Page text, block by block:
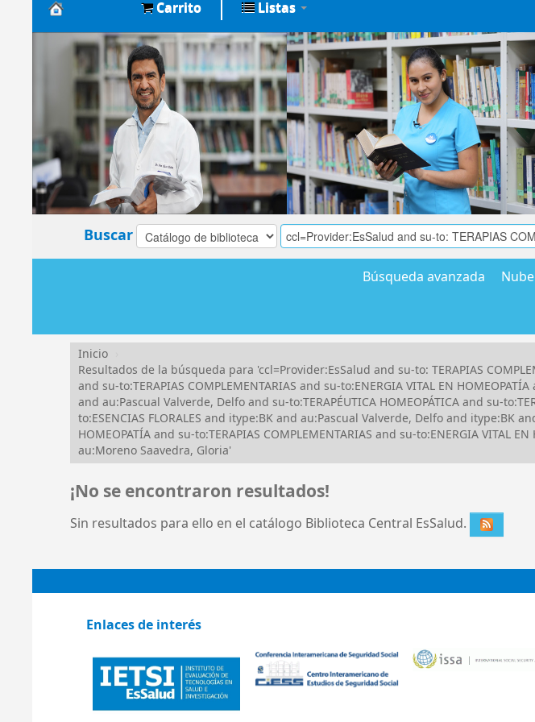
Biblioteca
Central
EsSalud
Carrito Listas
Buscar
Búsqueda avanzada
Inicio
Resultados de la búsqueda para 'ccl=Provider:EsSalud and su-to: TERAPIAS
and su-to:TERAPIAS COMPLEMENTARIAS and su-to:ENERGIA VITAL EN
and au:Pascual Valverde, Delfo and su-to:TERAPÉUTICA HOMEOPÁTICA and su-
to:ESENCIAS FLORALES and itype:BK and au:Pascual Valverde, Delfo and itype:BK
HOMEOPATÍA and su-to:TERAPIAS COMPLEMENTARIAS and su-to:ENERGIA VITAL
au:Moreno Saavedra, Gloria'
¡No se encontraron resultados!
Sin resultados para ello en el catálogo Biblioteca Central EsSalud.
Enlaces de interés